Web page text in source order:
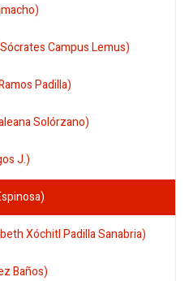
Campus Lemus)
Padilla)
Solórzano)
J.)
Xóchitl Padilla Sanabria)
Baños)